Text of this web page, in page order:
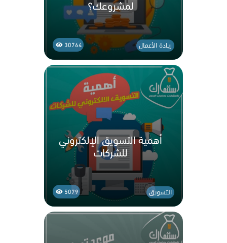
لمشروعك؟
30764 ريادة الأعمال
أهمية التسويق الإلكتروني
للشركات
5079 التسويق